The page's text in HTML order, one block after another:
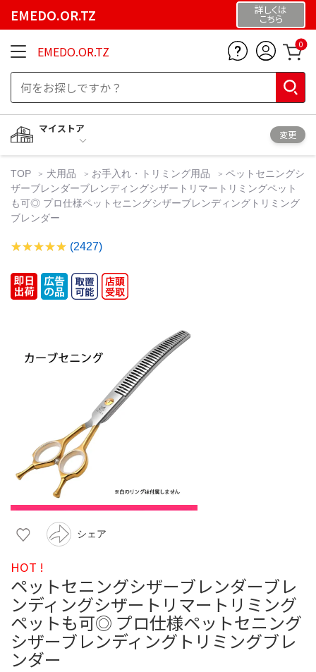
EMEDO.OR.TZ 詳しくは
こちら
EMEDO.OR.TZ 0
マイストア
変更
TOP 犬用品 お手入れ・トリミング用品
ペットセニングシ
ザーブレンダーブレンディングシザートリマートリミングペット
も可◎ プロ仕様ペットセニングシザーブレンディングトリミング
ブレンダー
(2427)
シェア
HOT !
ペットセニングシザーブレンダーブレ
ンディングシザートリマートリミング
ペットも可◎ プロ仕様ペットセニング
シザーブレンディングトリミングブレ
ンダー